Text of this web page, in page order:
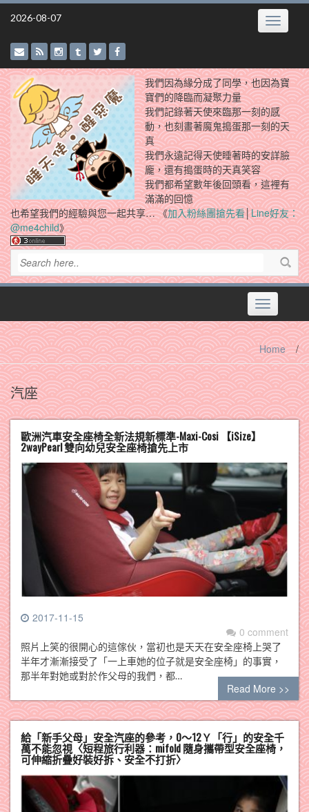
Skip
2026-08-07 Toggle
我們因為緣分成了同學，也因為寶
寶們的降臨而凝聚力量
我們記錄著天使來臨那一刻的感
動，也刻畫著魔鬼搗蛋那一刻的天
真
我們永遠記得天使睡著時的安詳臉
龐，還有搗蛋時的天真笑容
我們都希望數年後回頭看，這裡有
滿滿的回憶
也希望我們的經驗與您一起共享… 《加入粉絲團搶先看│Line好友：
@me4child》
Toggle
navigation
Home /
汽座
歐洲汽車安全座椅全新法規新標準-Maxi-Cosi 【iSize】
2wayPearl 雙向幼兒安全座椅搶先上市
2017-11-15
0 comment
照片上笑的很開心的這傢伙，當初也是天天在安全座椅上哭了
半年才漸漸接受了「一上車她的位子就是安全座椅」的事實，
那半年對她或對於作父母的我們，都…
Read More >>
給「新手父母」安全汽座的參考，0～12Ｙ「行」的安全千
萬不能忽視〈短程旅行利器：mifold 隨身攜帶型安全座椅，
可伸縮折疊好裝好拆、安全不打折〉